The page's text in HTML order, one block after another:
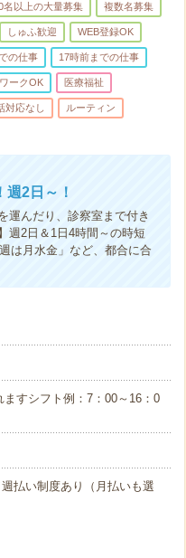
名以上の大量募集 複数名募集
しゅふ歓迎 WEB登録OK
の仕事 17時前までの仕事
ークOK 医療福祉
対応なし ルーティン
2日～！
運んだり、診察室まで付き
週2日＆1日4時間～の時短
は月水金」など、都合に合
すシフト例：7：00～16：0
払い制度あり（月払いも選